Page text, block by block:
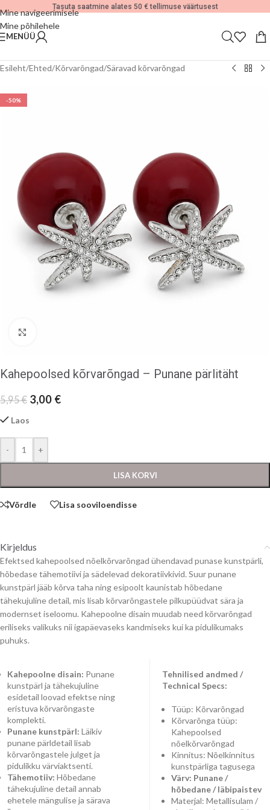
Mine navigeerimisele
Mine põhilehele
Tasuta saatmine alates 50 € tellimuse väärtusest
MENÜÜ
Esileht/Ehted/Kõrvarõngad/Säravad kõrvarõngad
-50%
Kahepoolsed kõrvarõngad – Punane pärlitäht
5,95€ 3,00 €
Laos
- +
LISA KORVI
Võrdle Lisa sooviloendisse
Kirjeldus
Efektsed kahepoolsed nõelkõrvarõngad ühendavad punase kunstpärli,
hõbedase tähemotiivi ja sädelevad dekoratiivkivid. Suur punane
kunstpärl jääb kõrva taha ning esipoolt kaunistab hõbedane
tähekujuline detail, mis lisab kõrvarõngastele pilkupüüdvat sära ja
modernset iseloomu. Kahepoolne disain muudab need kõrvarõngad
eriliseks valikuks nii igapäevaseks kandmiseks kui ka pidulikumaks
puhuks.
Kahepoolne disain: Punane
kunstpärl ja tähekujuline
esidetail loovad efektse ning
eristuva kõrvarõngaste
komplekti.
Punane kunstpärl: Läikiv
punane pärldetail lisab
kõrvarõngastele julget ja
pidulikku värviaktsenti.
Tähemotiiv: Hõbedane
tähekujuline detail annab
ehetele mängulise ja särava
Tehnilised andmed /
Technical Specs:
Tüüp: Kõrvarõngad
Kõrvarõnga tüüp:
Kahepoolsed
nõelkõrvarõngad
Kinnitus: Nõelkinnitus
kunstpärliga tagusega
Värv: Punane /
hõbedane / läbipaistev
Materjal: Metallisulam /